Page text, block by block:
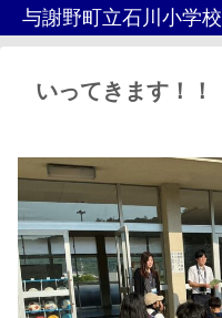
与謝野町立石川小学校
いってきます！！